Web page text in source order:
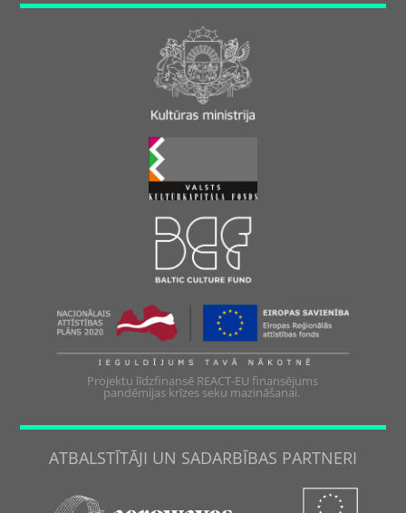
Projektu līdzfinansē REACT-EU finansējums
pandēmijas krīzes seku mazināšanai.
ATBALSTĪTĀJI UN SADARBĪBAS PARTNERI